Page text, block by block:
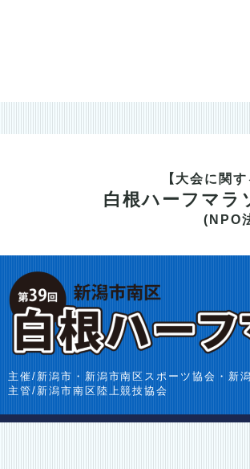
【大会に関
白根ハーフマラ
(NPO
主催/新潟市・新潟市南区スポーツ協会・新
主管/新潟市南区陸上競技協会